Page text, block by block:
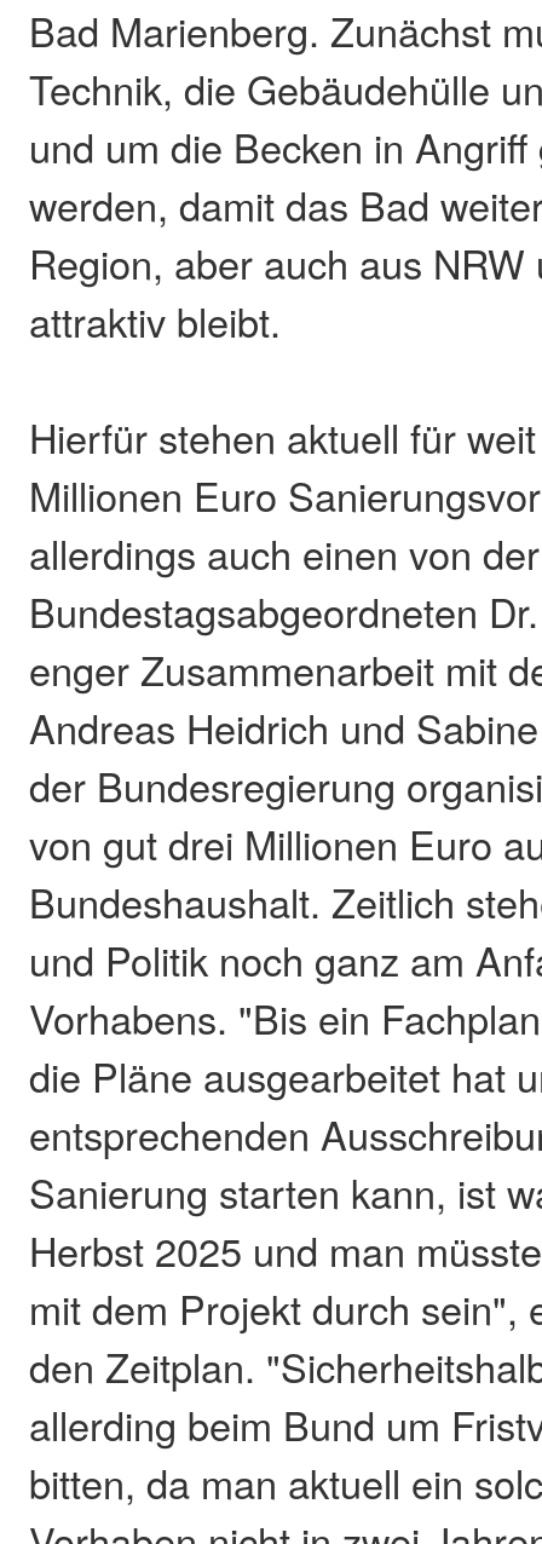
Bad Marienberg. Zunächst
Technik, die Gebäudehülle
und um die Becken in
werden, damit das Bad
Region, aber auch aus NRW
attraktiv bleibt.
Hierfür stehen aktuell für
Millionen Euro
allerdings auch einen von
Bundestagsabgeordneten
enger Zusammenarbeit mit
Andreas Heidrich und
der Bundesregierung
von gut drei Millionen Euro
Bundeshaushalt. Zeitlich
und Politik noch ganz am
Vorhabens. "Bis ein
die Pläne ausgearbeitet hat
entsprechenden
Sanierung starten kann, ist
Herbst 2025 und man
mit dem Projekt durch sein",
den Zeitplan.
allerding beim Bund um
bitten, da man aktuell ein